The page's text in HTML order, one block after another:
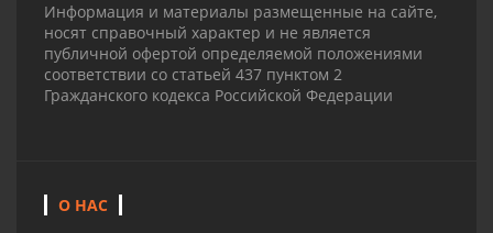
Информация и материалы размещенные на сайте,
носят справочный характер и не является
публичной офертой определяемой положениями
соответствии со статьей 437 пунктом 2
Гражданского кодекса Российской Федерации
О НАС